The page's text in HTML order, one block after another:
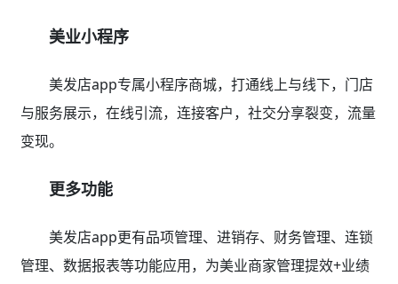
美业小程序
美发店app专属小程序商城，打通线上与线下，门店
与服务展示，在线引流，连接客户，社交分享裂变，流量
变现。
更多功能
美发店app更有品项管理、进销存、财务管理、连锁
管理、数据报表等功能应用，为美业商家管理提效+业绩